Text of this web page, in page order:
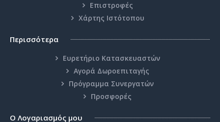
Καλάθι
Επιθυμητό
Σύγκριση
Επιστροφές
Χάρτης Ιστότοπου
Περισσότερα
Ευρετήριο Κατασκευαστών
Αγορά Δωροεπιταγής
Πρόγραμμα Συνεργατών
Προσφορές
Ο Λογαριασμός μου